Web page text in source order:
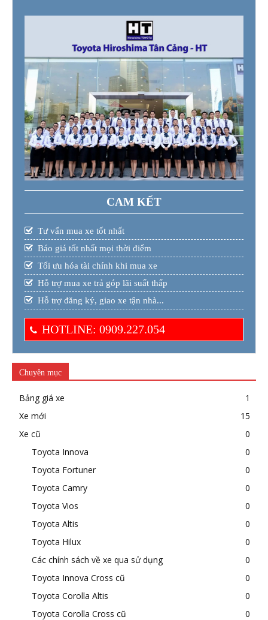
CAM KẾT
Tư vấn mua xe tốt nhất
Báo giá tốt nhất mọi thời điểm
Tối ưu hóa tài chính khi mua xe
Hỗ trợ mua xe trả góp lãi suất thấp
Hỗ trợ đăng ký, giao xe tận nhà...
HOTLINE: 0909.227.054
Chuyên mục
Bảng giá xe
1
Xe mới
15
Xe cũ
0
Toyota Innova
0
Toyota Fortuner
0
Toyota Camry
0
Toyota Vios
0
Toyota Altis
0
Toyota Hilux
0
Các chính sách về xe qua sử dụng
0
Toyota Innova Cross cũ
0
Toyota Corolla Altis
0
Toyota Corolla Cross cũ
0